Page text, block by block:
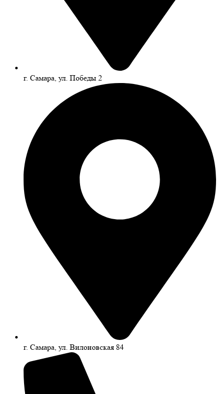
г. Самара, ул. Победы 2
г. Самара, ул. Вилоновская 84